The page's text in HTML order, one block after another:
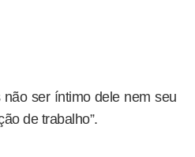
ser íntimo dele nem seu
de trabalho”.